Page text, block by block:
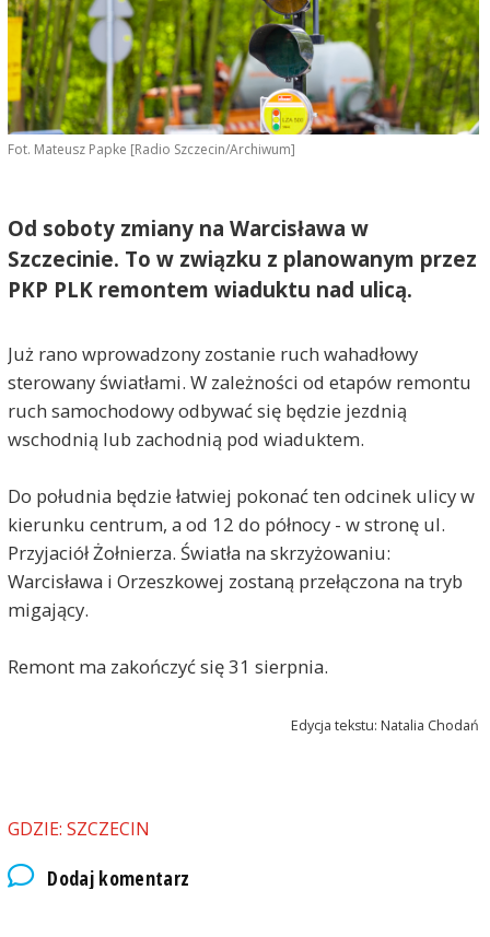
Fot. Mateusz Papke [Radio Szczecin/Archiwum]
Od soboty zmiany na Warcisława w
Szczecinie. To w związku z planowanym przez
PKP PLK remontem wiaduktu nad ulicą.
Już rano wprowadzony zostanie ruch wahadłowy
sterowany światłami. W zależności od etapów remontu
ruch samochodowy odbywać się będzie jezdnią
wschodnią lub zachodnią pod wiaduktem.
Do południa będzie łatwiej pokonać ten odcinek ulicy w
kierunku centrum, a od 12 do północy - w stronę ul.
Przyjaciół Żołnierza. Światła na skrzyżowaniu:
Warcisława i Orzeszkowej zostaną przełączona na tryb
migający.
Remont ma zakończyć się 31 sierpnia.
Edycja tekstu: Natalia Chodań
GDZIE: SZCZECIN
Dodaj komentarz